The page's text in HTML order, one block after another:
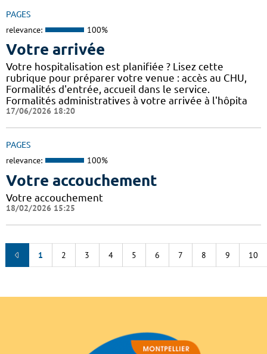
PAGES
relevance: 100%
Votre arrivée
Votre hospitalisation est planifiée ? Lisez cette
rubrique pour préparer votre venue : accès au CHU,
Formalités d'entrée, accueil dans le service.
Formalités administratives à votre arrivée à l'hôpita
17/06/2026 18:20
PAGES
relevance: 100%
Votre accouchement
Votre accouchement
18/02/2026 15:25
1 2 3 4 5 6 7 8 9 10